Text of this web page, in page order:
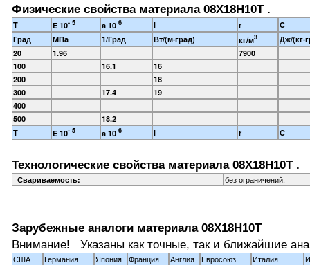
Физические свойства материала 08Х18Н10Т .
T E 10- 5 a 10 6 l r
C
Град
МПа 1/Град Вт/(м·град) кг/м3
Дж/
20
1.96
7900
100
16.1
16
200
18
300
17.4
19
400
500
18.2
T
E 10- 5 a 10 6 l r C
Технологические свойства материала 08Х18Н10Т .
Свариваемость: без ограничений.
Зарубежные аналоги материала 08Х18Н10Т
Внимание! Указаны как точные, так и ближайшие
США Германия Япония Франция Англия Евросоюз Италия